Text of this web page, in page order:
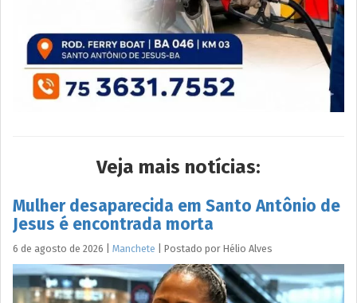
Veja mais notícias:
Mulher desaparecida em Santo Antônio de
Jesus é encontrada morta
6 de agosto de 2026 Manchete Postado por Hélio Alves